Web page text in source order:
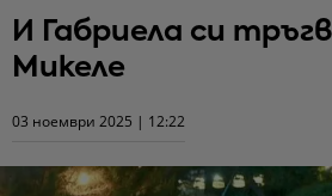
И Габриела си
Микеле
03 ноември 2025 | 12:22